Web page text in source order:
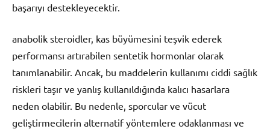
başarıyı destekleyecektir.
anabolik steroidler, kas büyümesini teşvik ederek
performansı artırabilen sentetik hormonlar olarak
tanımlanabilir. Ancak, bu maddelerin kullanımı ciddi sağlık
riskleri taşır ve yanlış kullanıldığında kalıcı hasarlara
neden olabilir. Bu nedenle, sporcular ve vücut
geliştirmecilerin alternatif yöntemlere odaklanması ve